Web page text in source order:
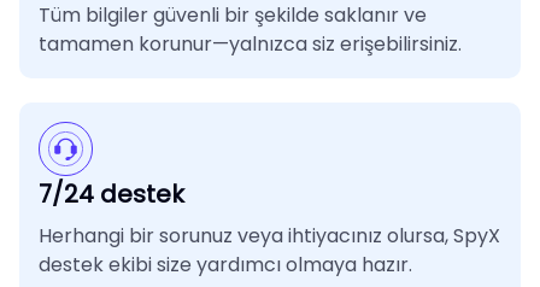
Tüm bilgiler güvenli bir şekilde saklanır ve
tamamen korunur—yalnızca siz erişebilirsiniz.
7/24 destek
Herhangi bir sorunuz veya ihtiyacınız olursa, SpyX
destek ekibi size yardımcı olmaya hazır.